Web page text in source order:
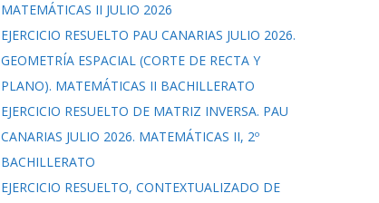
MATEMÁTICAS II JULIO 2026
EJERCICIO RESUELTO PAU CANARIAS JULIO 2026.
GEOMETRÍA ESPACIAL (CORTE DE RECTA Y
PLANO). MATEMÁTICAS II BACHILLERATO
EJERCICIO RESUELTO DE MATRIZ INVERSA. PAU
CANARIAS JULIO 2026. MATEMÁTICAS II, 2º
BACHILLERATO
EJERCICIO RESUELTO, CONTEXTUALIZADO DE